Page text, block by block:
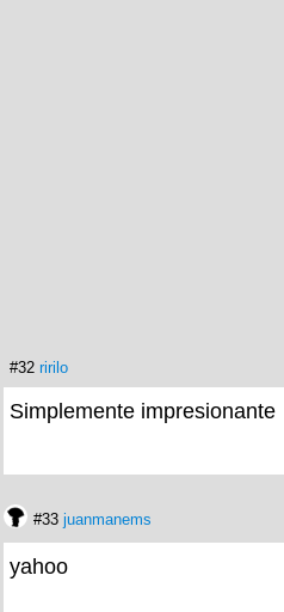
#32 ririlo
Simplemente impresionante
#33 juanmanems
yahoo